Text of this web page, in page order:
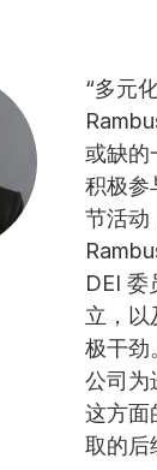
“多元
或缺的
积极参
节活动
DEI 委
立，以
极干劲
公司为
这方面
取的后